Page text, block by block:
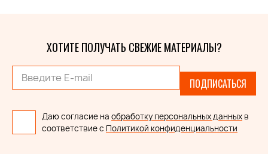
ХОТИТЕ ПОЛУЧАТЬ СВЕЖИЕ МАТЕРИАЛЫ?
ПОДПИСАТЬСЯ
Даю согласие на обработку персональных данных в
соответствие с Политикой конфиденциальности